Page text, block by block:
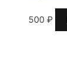
500 ₽